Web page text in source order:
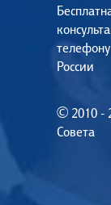
России
© 2010 -
Совета